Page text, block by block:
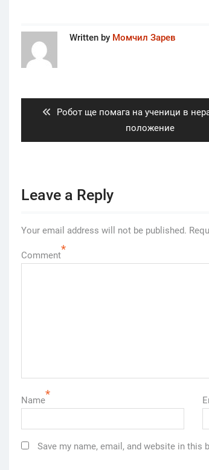
Written by Момчил Зарев
Previous
Робот ще помага на ученици в
положение
Leave a Reply
Your email address will not be published.
Comment*
Name*
Save my name, email, and website in